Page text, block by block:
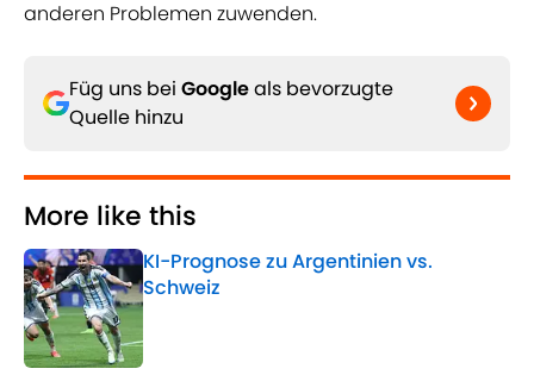
anderen Problemen zuwenden.
Füg uns bei Googleals bevorzugte
Quelle hinzu
More like this
KI-Prognose zu Argentinien vs.
Schweiz
Published by on Invalid Date